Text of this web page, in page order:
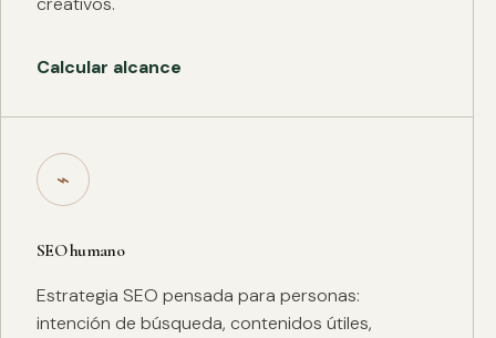
Calcular alcance
⌁
SEO humano
Estrategia SEO pensada para personas:
intención de búsqueda, contenidos útiles,